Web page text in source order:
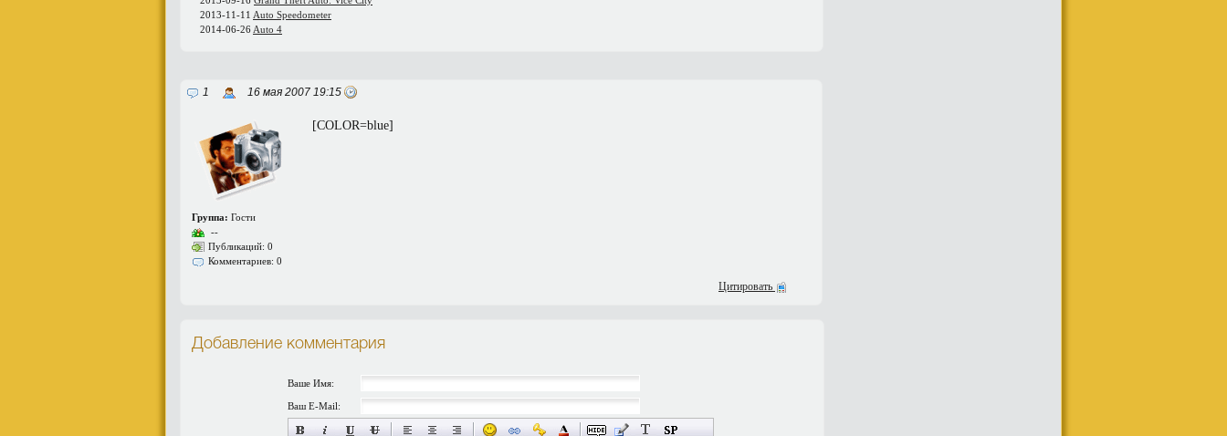
2013-11-11 Auto Speedometer
2014-06-26 Auto 4
1 16 мая 2007 19:15
Группа: Гости
--
Публикаций: 0
Комментариев: 0
[COLOR=blue]
Цитировать
Добавление комментария
Ваше Имя:
Ваш E-Mail: